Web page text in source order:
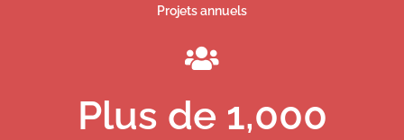
Projets annuels
Plus de 1,000